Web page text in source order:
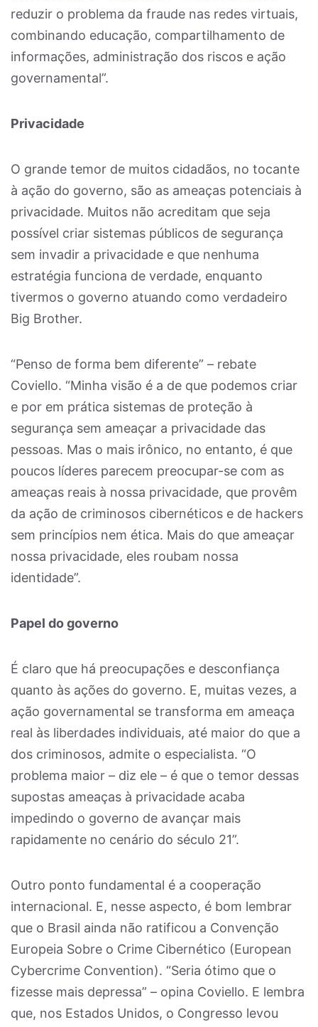
reduzir o problema da fraude nas redes virtuais,
combinando educação, compartilhamento de
informações, administração dos riscos e ação
governamental”.
Privacidade
O grande temor de muitos cidadãos, no tocante
à ação do governo, são as ameaças potenciais à
privacidade. Muitos não acreditam que seja
possível criar sistemas públicos de segurança
sem invadir a privacidade e que nenhuma
estratégia funciona de verdade, enquanto
tivermos o governo atuando como verdadeiro
Big Brother.
“Penso de forma bem diferente” – rebate
Coviello. “Minha visão é a de que podemos criar
e por em prática sistemas de proteção à
segurança sem ameaçar a privacidade das
pessoas. Mas o mais irônico, no entanto, é que
poucos líderes parecem preocupar-se com as
ameaças reais à nossa privacidade, que provêm
da ação de criminosos cibernéticos e de hackers
sem princípios nem ética. Mais do que ameaçar
nossa privacidade, eles roubam nossa
identidade”.
Papel do governo
É claro que há preocupações e desconfiança
quanto às ações do governo. E, muitas vezes, a
ação governamental se transforma em ameaça
real às liberdades individuais, até maior do que a
dos criminosos, admite o especialista. “O
problema maior – diz ele – é que o temor dessas
supostas ameaças à privacidade acaba
impedindo o governo de avançar mais
rapidamente no cenário do século 21”.
Outro ponto fundamental é a cooperação
internacional. E, nesse aspecto, é bom lembrar
que o Brasil ainda não ratificou a Convenção
Europeia Sobre o Crime Cibernético (European
Cybercrime Convention). “Seria ótimo que o
fizesse mais depressa” – opina Coviello. E lembra
que, nos Estados Unidos, o Congresso levou